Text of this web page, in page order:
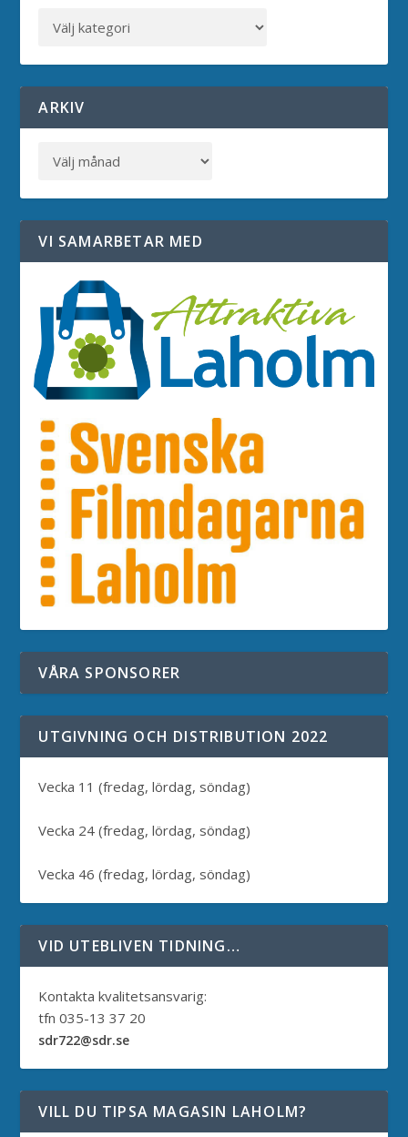
ARKIV
VI SAMARBETAR MED
VÅRA SPONSORER
UTGIVNING OCH DISTRIBUTION 2022
Vecka 11 (fredag, lördag, söndag)
Vecka 24 (fredag, lördag, söndag)
Vecka 46 (fredag, lördag, söndag)
VID UTEBLIVEN TIDNING…
Kontakta kvalitetsansvarig:
tfn 035-13 37 20
sdr722@sdr.se
VILL DU TIPSA MAGASIN LAHOLM?